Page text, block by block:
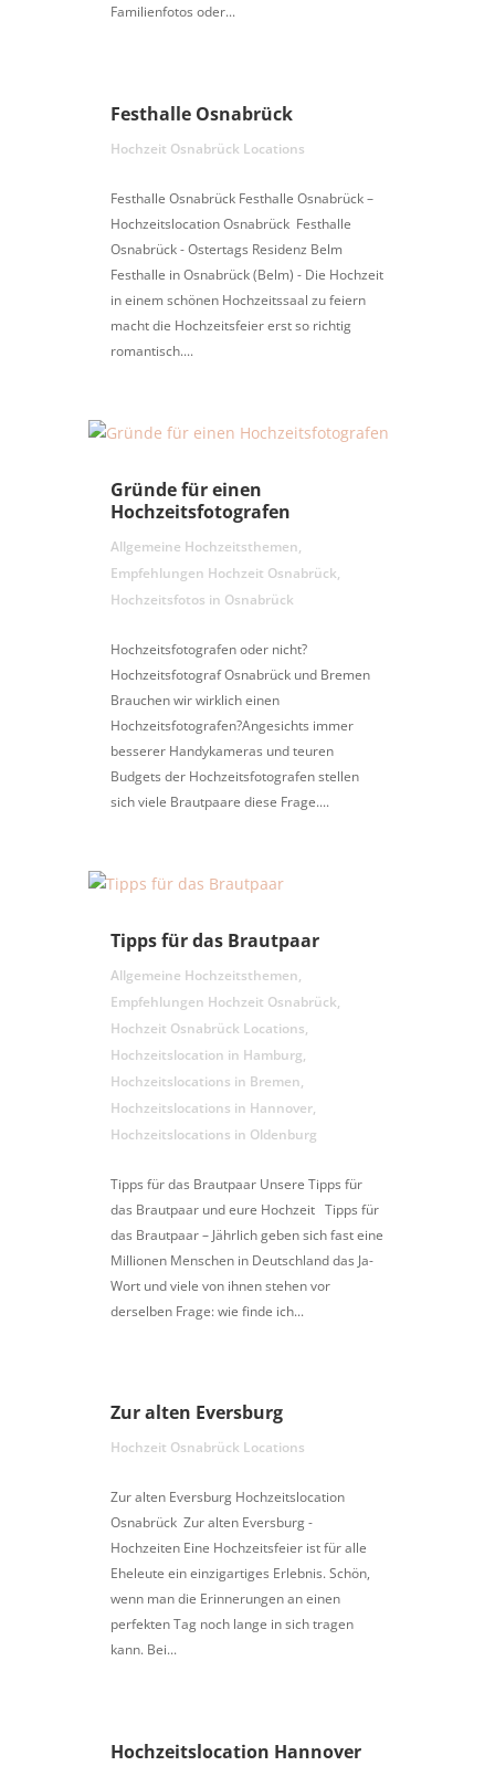
Familienfotos oder...
Festhalle Osnabrück
Hochzeit Osnabrück Locations
Festhalle Osnabrück Festhalle Osnabrück –
Hochzeitslocation Osnabrück Festhalle
Osnabrück - Ostertags Residenz Belm
Festhalle in Osnabrück (Belm) - Die Hochzeit
in einem schönen Hochzeitssaal zu feiern
macht die Hochzeitsfeier erst so richtig
romantisch....
Gründe für einen
Hochzeitsfotografen
Allgemeine Hochzeitsthemen,
Empfehlungen Hochzeit Osnabrück,
Hochzeitsfotos in Osnabrück
Hochzeitsfotografen oder nicht?
Hochzeitsfotograf Osnabrück und Bremen
Brauchen wir wirklich einen
Hochzeitsfotografen?Angesichts immer
besserer Handykameras und teuren
Budgets der Hochzeitsfotografen stellen
sich viele Brautpaare diese Frage....
Tipps für das Brautpaar
Allgemeine Hochzeitsthemen,
Empfehlungen Hochzeit Osnabrück,
Hochzeit Osnabrück Locations,
Hochzeitslocation in Hamburg,
Hochzeitslocations in Bremen,
Hochzeitslocations in Hannover,
Hochzeitslocations in Oldenburg
Tipps für das Brautpaar Unsere Tipps für
das Brautpaar und eure Hochzeit Tipps für
das Brautpaar – Jährlich geben sich fast eine
Millionen Menschen in Deutschland das Ja-
Wort und viele von ihnen stehen vor
derselben Frage: wie finde ich...
Zur alten Eversburg
Hochzeit Osnabrück Locations
Zur alten Eversburg Hochzeitslocation
Osnabrück Zur alten Eversburg -
Hochzeiten Eine Hochzeitsfeier ist für alle
Eheleute ein einzigartiges Erlebnis. Schön,
wenn man die Erinnerungen an einen
perfekten Tag noch lange in sich tragen
kann. Bei...
Hochzeitslocation Hannover